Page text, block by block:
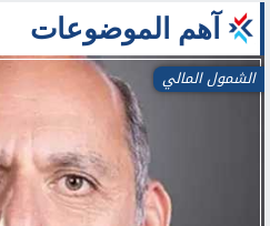
آهم الموضوعات
الشمول المالي